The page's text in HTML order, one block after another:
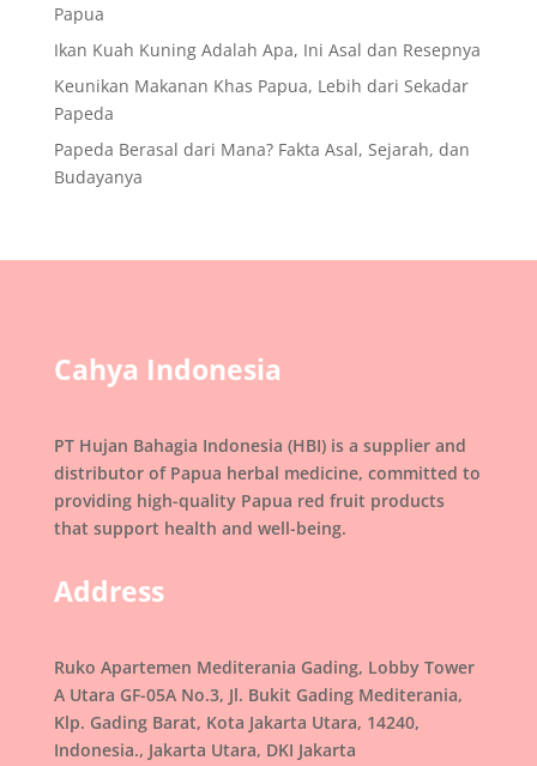
Papua
Ikan Kuah Kuning Adalah Apa, Ini Asal dan Resepnya
Keunikan Makanan Khas Papua, Lebih dari Sekadar
Papeda
Papeda Berasal dari Mana? Fakta Asal, Sejarah, dan
Budayanya
Cahya Indonesia
PT Hujan Bahagia Indonesia (HBI) is a supplier and
distributor of Papua herbal medicine, committed to
providing high-quality Papua red fruit products
that support health and well-being.
Address
Ruko Apartemen Mediterania Gading, Lobby Tower
A Utara GF-05A No.3, Jl. Bukit Gading Mediterania,
Klp. Gading Barat, Kota Jakarta Utara, 14240,
Indonesia., Jakarta Utara, DKI Jakarta